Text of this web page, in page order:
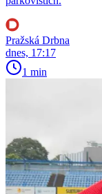
Pražská Drbna
dnes, 17:17
1 min